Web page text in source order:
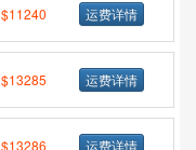
$11240 运费详情
$13285 运费详情
$13286 运费详情